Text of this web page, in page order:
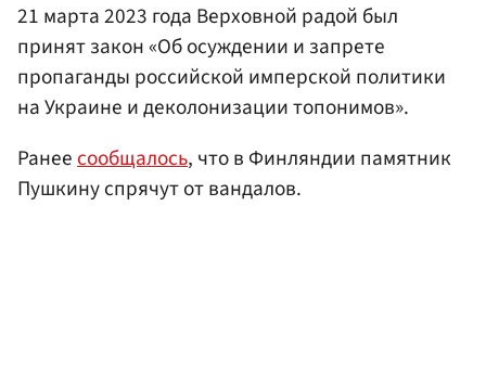
21 марта 2023 года Верховной радой был
принят закон «Об осуждении и запрете
пропаганды российской имперской политики
на Украине и деколонизации топонимов».
Ранеесообщалось, что в Финляндии памятник
Пушкину спрячут от вандалов.